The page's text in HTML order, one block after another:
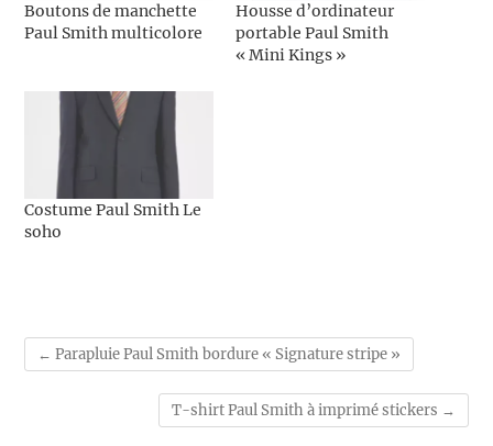
Boutons de manchette
Paul Smith multicolore
Housse d’ordinateur
portable Paul Smith
« Mini Kings »
Costume Paul Smith Le
soho
← Parapluie Paul Smith bordure « Signature stripe »
T-shirt Paul Smith à imprimé stickers →